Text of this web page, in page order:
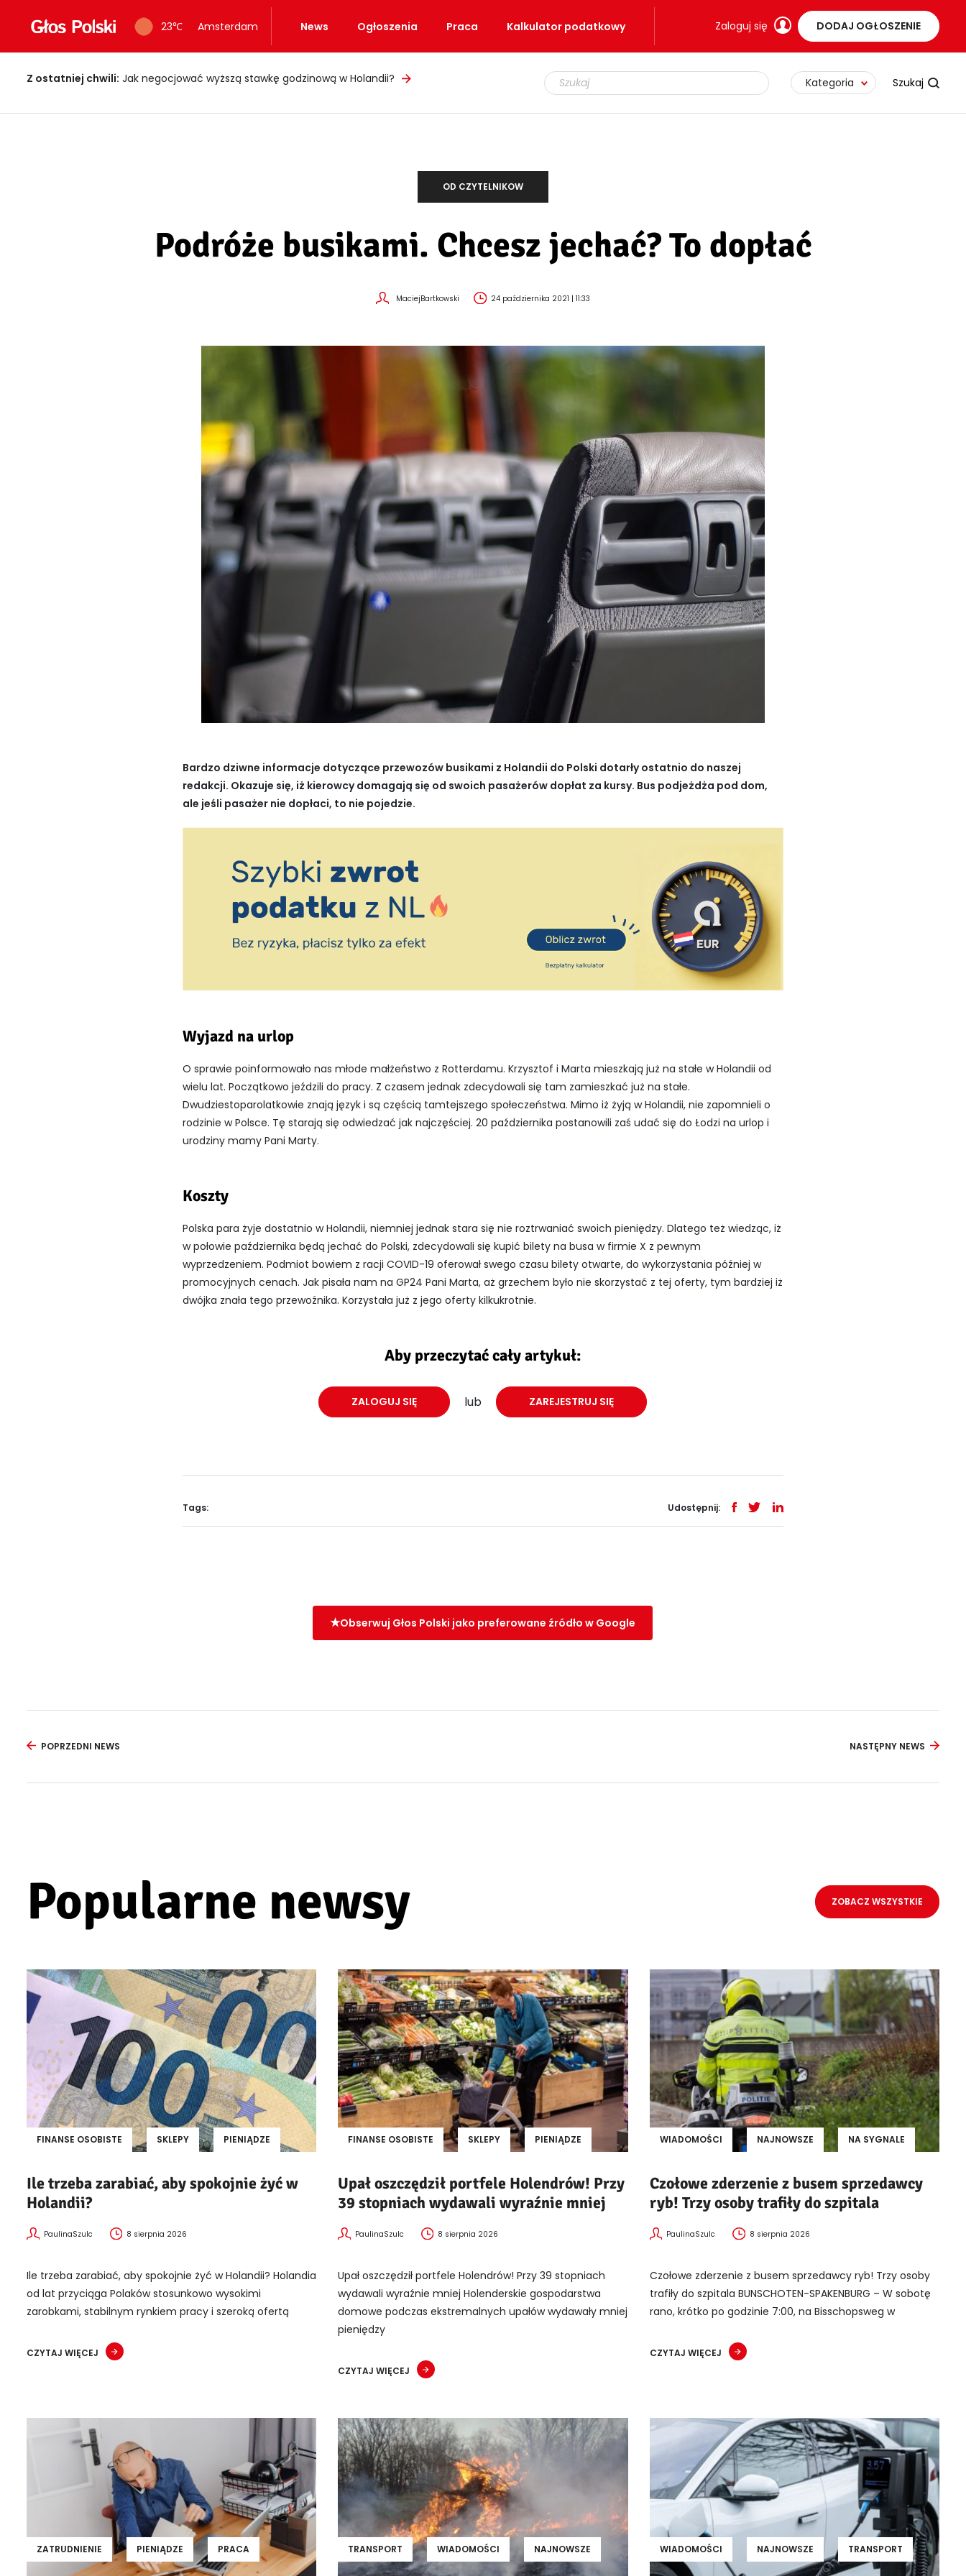
23℃ Amsterdam News Ogłoszenia Praca Kalkulator podatkowy Zaloguj się DODAJ OGŁOSZENIE
Z ostatniej chwili: Jak negocjować wyższą stawkę godzinową w Holandii? Kategoria
OD CZYTELNIKOW
Podróże busikami. Chcesz jechać? To dopłać
MaciejBartkowski 24 października 2021 | 11:33
Bardzo dziwne informacje dotyczące przewozów busikami z Holandii do Polski dotarły ostatnio do naszej
redakcji. Okazuje się, iż kierowcy domagają się od swoich pasażerów dopłat za kursy. Bus podjeżdża pod dom,
ale jeśli pasażer nie dopłaci, to nie pojedzie.
Wyjazd na urlop
O sprawie poinformowało nas młode małżeństwo z Rotterdamu. Krzysztof i Marta mieszkają już na stałe w Holandii od
wielu lat. Początkowo jeździli do pracy. Z czasem jednak zdecydowali się tam zamieszkać już na stałe.
Dwudziestoparolatkowie znają język i są częścią tamtejszego społeczeństwa. Mimo iż żyją w Holandii, nie zapomnieli o
rodzinie w Polsce. Tę starają się odwiedzać jak najczęściej. 20 października postanowili zaś udać się do Łodzi na urlop i
urodziny mamy Pani Marty.
Koszty
Polska para żyje dostatnio w Holandii, niemniej jednak stara się nie roztrwaniać swoich pieniędzy. Dlatego też wiedząc, iż
w połowie października będą jechać do Polski, zdecydowali się kupić bilety na busa w firmie X z pewnym
wyprzedzeniem. Podmiot bowiem z racji COVID-19 oferował swego czasu bilety otwarte, do wykorzystania później w
promocyjnych cenach. Jak pisała nam na GP24 Pani Marta, aż grzechem było nie skorzystać z tej oferty, tym bardziej iż
dwójka znała tego przewoźnika. Korzystała już z jego oferty kilkukrotnie.
Aby przeczytać cały artykuł:
ZALOGUJ SIĘ lub ZAREJESTRUJ SIĘ
Tags: Udostępnij:
Obserwuj Głos Polski jako preferowane źródło w Google
POPRZEDNI NEWS NASTĘPNY NEWS
Popularne newsy ZOBACZ WSZYSTKIE
FINANSE OSOBISTE SKLEPY PIENIĄDZE
Ile trzeba zarabiać, aby spokojnie żyć w
Holandii?
PaulinaSzulc 8 sierpnia 2026
Ile trzeba zarabiać, aby spokojnie żyć w Holandii? Holandia
od lat przyciąga Polaków stosunkowo wysokimi
zarobkami, stabilnym rynkiem pracy i szeroką ofertą
CZYTAJ WIĘCEJ
FINANSE OSOBISTE SKLEPY PIENIĄDZE
Upał oszczędził portfele Holendrów! Przy
39 stopniach wydawali wyraźnie mniej
PaulinaSzulc 8 sierpnia 2026
Upał oszczędził portfele Holendrów! Przy 39 stopniach
wydawali wyraźnie mniej Holenderskie gospodarstwa
domowe podczas ekstremalnych upałów wydawały mniej
pieniędzy
CZYTAJ WIĘCEJ
WIADOMOŚCI NAJNOWSZE NA SYGNALE
Czołowe zderzenie z busem sprzedawcy
ryb! Trzy osoby trafiły do szpitala
PaulinaSzulc 8 sierpnia 2026
Czołowe zderzenie z busem sprzedawcy ryb! Trzy osoby
trafiły do szpitala BUNSCHOTEN-SPAKENBURG – W sobotę
rano, krótko po godzinie 7:00, na Bisschopsweg w
CZYTAJ WIĘCEJ
ZATRUDNIENIE PIENIĄDZE PRACA TRANSPORT WIADOMOŚCI NAJNOWSZE WIADOMOŚCI NAJNOWSZE TRANSPORT